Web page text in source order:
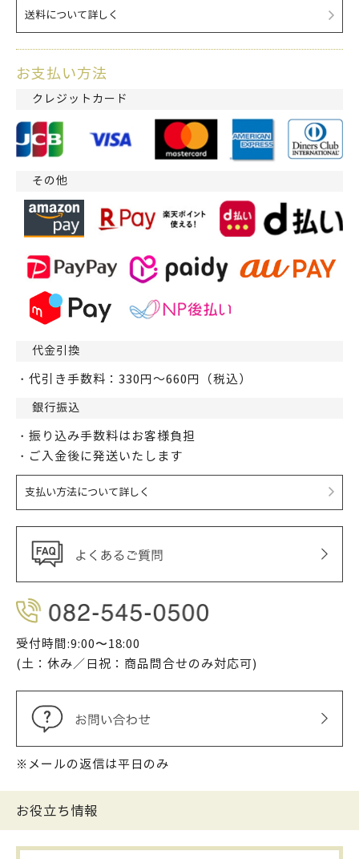
送料について詳しく
お支払い方法
クレジットカード
その他
代金引換
・代引き手数料：330円～660円（税込）
銀行振込
・振り込み手数料はお客様負担
・ご入金後に発送いたします
支払い方法について詳しく
受付時間:9:00〜18:00
(土：休み／日祝：商品問合せのみ対応可)
※メールの返信は平日のみ
お役立ち情報